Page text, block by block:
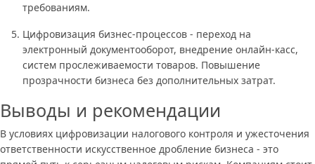
требованиям.
Цифровизация бизнес-процессов - переход на
электронный документооборот, внедрение онлайн-касс,
систем прослеживаемости товаров. Повышение
прозрачности бизнеса без дополнительных затрат.
Выводы и рекомендации
В условиях цифровизации налогового контроля и ужесточения
ответственности искусственное дробление бизнеса - это